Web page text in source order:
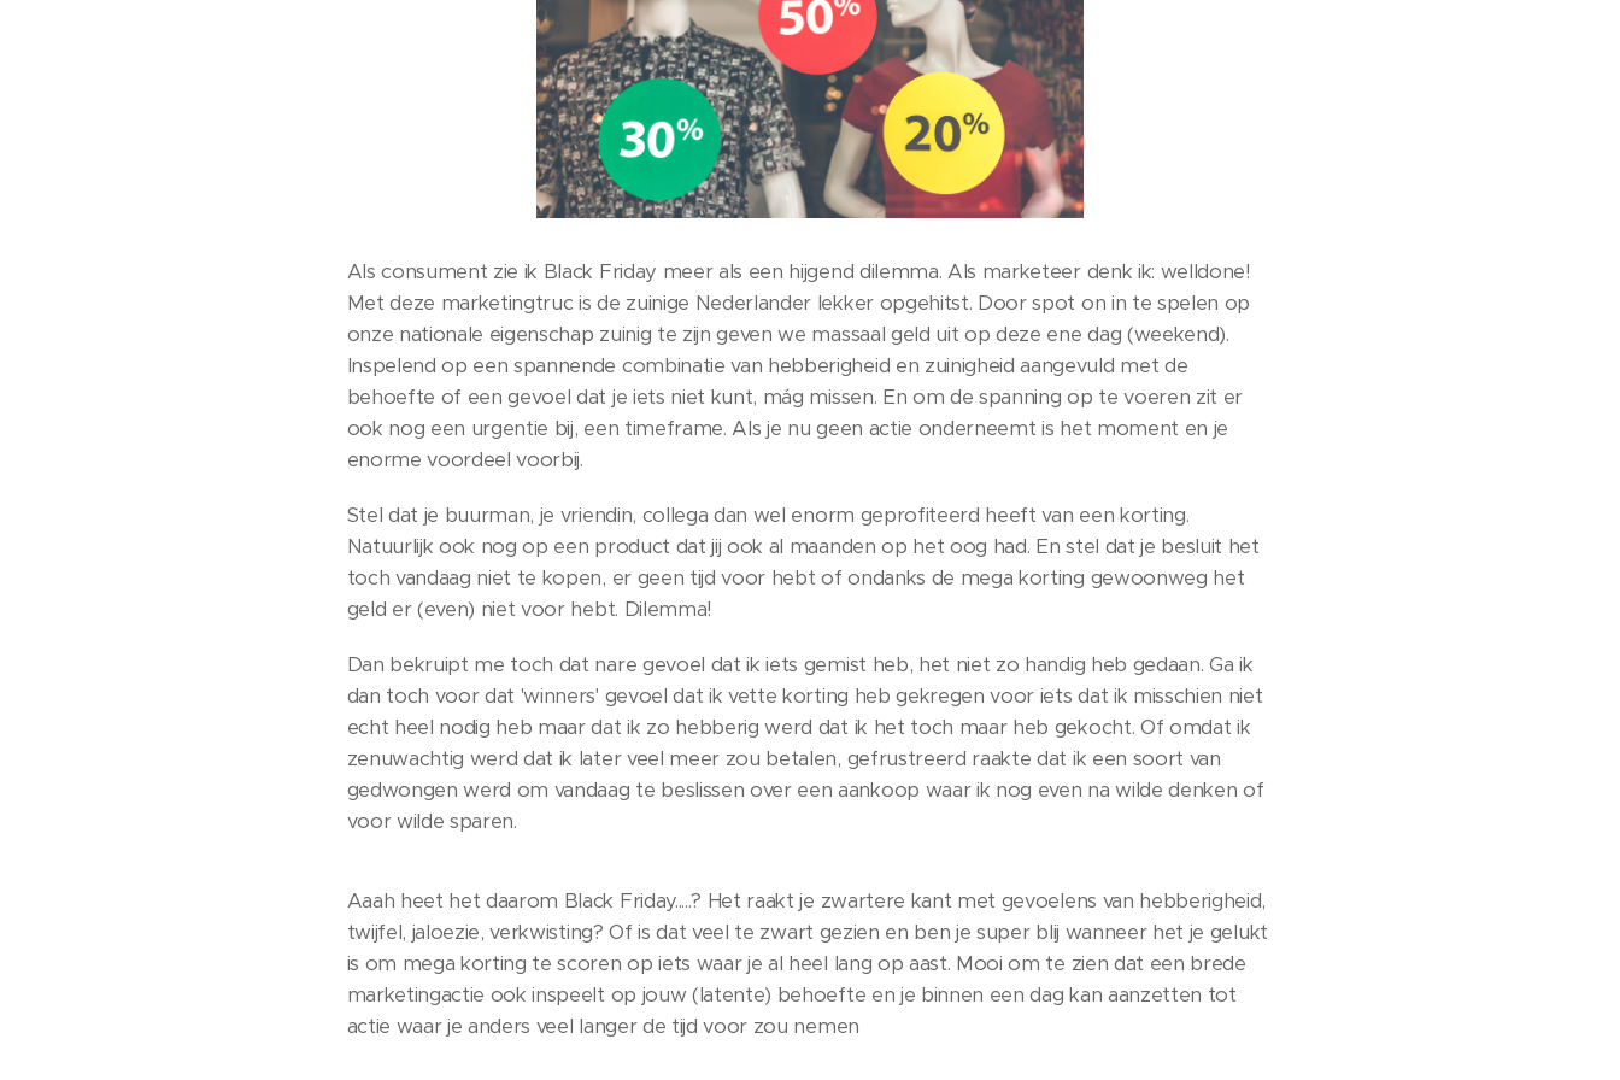
Als consument zie ik Black Friday meer als een hijgend dilemma. Als marketeer denk ik: welldone!
Met deze marketingtruc is de zuinige Nederlander lekker opgehitst. Door spot on in te spelen op
onze nationale eigenschap zuinig te zijn geven we massaal geld uit op deze ene dag (weekend).
Inspelend op een spannende combinatie van hebberigheid en zuinigheid aangevuld met de
behoefte of een gevoel dat je iets niet kunt, mág missen. En om de spanning op te voeren zit er
ook nog een urgentie bij, een timeframe. Als je nu geen actie onderneemt is het moment en je
enorme voordeel voorbij.
Stel dat je buurman, je vriendin, collega dan wel enorm geprofiteerd heeft van een korting.
Natuurlijk ook nog op een product dat jij ook al maanden op het oog had. En stel dat je besluit het
toch vandaag niet te kopen, er geen tijd voor hebt of ondanks de mega korting gewoonweg het
geld er (even) niet voor hebt. Dilemma!
Dan bekruipt me toch dat nare gevoel dat ik iets gemist heb, het niet zo handig heb gedaan. Ga ik
dan toch voor dat 'winners' gevoel dat ik vette korting heb gekregen voor iets dat ik misschien niet
echt heel nodig heb maar dat ik zo hebberig werd dat ik het toch maar heb gekocht. Of omdat ik
zenuwachtig werd dat ik later veel meer zou betalen, gefrustreerd raakte dat ik een soort van
gedwongen werd om vandaag te beslissen over een aankoop waar ik nog even na wilde denken of
voor wilde sparen.
Aaah heet het daarom Black Friday.....? Het raakt je zwartere kant met gevoelens van hebberigheid,
twijfel, jaloezie, verkwisting? Of is dat veel te zwart gezien en ben je super blij wanneer het je gelukt
is om mega korting te scoren op iets waar je al heel lang op aast. Mooi om te zien dat een brede
marketingactie ook inspeelt op jouw (latente) behoefte en je binnen een dag kan aanzetten tot
actie waar je anders veel langer de tijd voor zou nemen 😉